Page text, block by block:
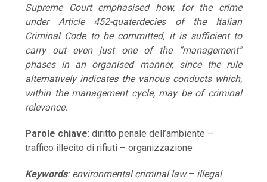
Supreme Court emphasised how, for the crime
under Article 452-quaterdecies of the Italian
Criminal Code to be committed, it is sufficient to
carry out even just one of the “management”
phases in an organised manner, since the rule
alternatively indicates the various conducts which,
within the management cycle, may be of criminal
relevance.
Parole chiave: diritto penale dell’ambiente –
traffico illecito di rifiuti – organizzazione
Keywords: environmental criminal law– illegal